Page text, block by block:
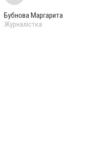
Бубнова Маргарита
Журналістка